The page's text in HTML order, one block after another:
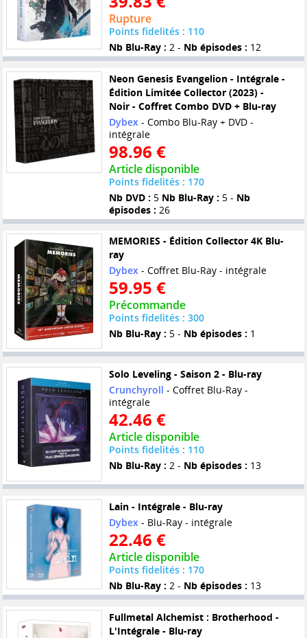
Rupture
Points fidelités : 110
Nb Blu-Ray : 2 - Nb épisodes : 12
Neon Genesis Evangelion - Intégrale -
Édition Limitée Collector (2023) -
Noir - Coffret Combo DVD + Blu-ray
Dybex - Combo Blu-Ray + DVD -
intégrale
98.96 €
Article disponible
Points fidelités : 170
Nb DVD : 5 Nb Blu-Ray : 5 - Nb
épisodes : 26
MEMORIES - Édition Collector 4K Blu-
ray
Dybex- Coffret Blu-Ray - intégrale
59.95 €
Précommande
Points fidelités : 300
Nb Blu-Ray : 5 - Nb épisodes : 1
Solo Leveling - Saison 2 - Blu-ray
Crunchyroll - Coffret Blu-Ray -
intégrale
42.46 €
Article disponible
Points fidelités : 110
Nb Blu-Ray : 2 - Nb épisodes : 13
Lain - Intégrale - Blu-ray
Dybex - Blu-Ray - intégrale
22.46 €
Article disponible
Points fidelités : 170
Nb Blu-Ray : 2 - Nb épisodes : 13
Fullmetal Alchemist : Brotherhood -
L'Intégrale - Blu-ray